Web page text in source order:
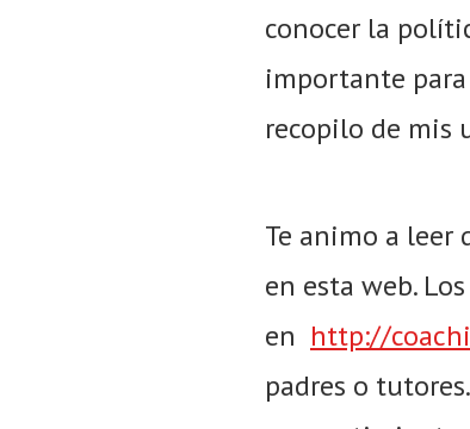
conocer la
importante
recopilo de mis
Te animo a
en esta web.
en http://
padres o